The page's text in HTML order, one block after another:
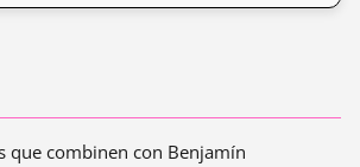
que combinen con Benjamín